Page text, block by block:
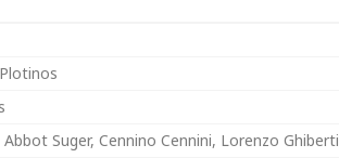
Suger, Cennino Cennini, Lorenzo Ghiberti